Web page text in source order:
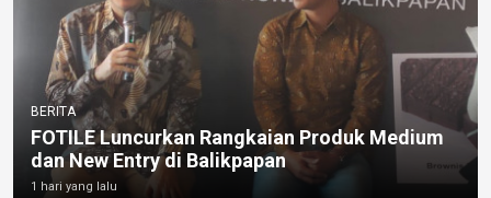
BERITA
FOTILE Luncurkan Rangkaian Produk Medium
dan New Entry di Balikpapan
1 hari yang lalu